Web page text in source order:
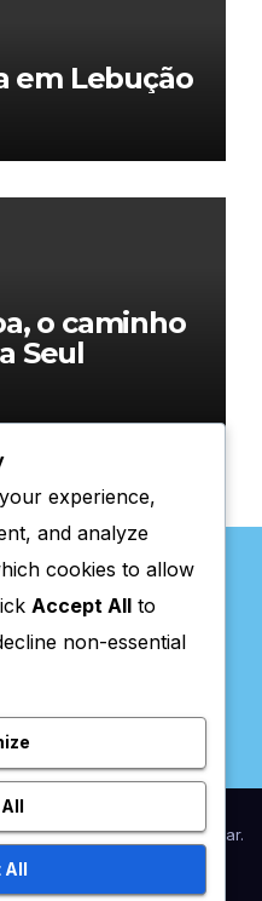
em Lebução
o caminho
Seul
NewsupbyThemeansar.
EditorialFicha Técnica
experience,
and analyze
cookies to allow
Accept All to
non-essential
All